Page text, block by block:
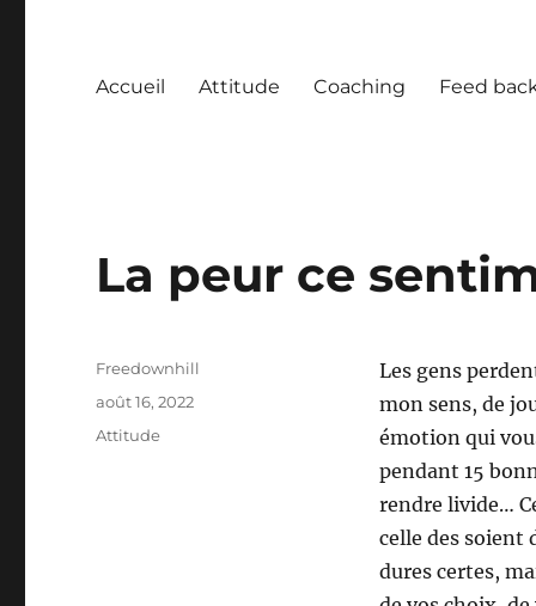
Accueil Attitude Coaching Feed
La peur ce
Les gens
mon sens, de
émotion qui
pendant 15
rendre livide…
celle des soient
dures certes,
Auteur
Freedownhill
Publié
août 16, 2022
Catégories
Attitude